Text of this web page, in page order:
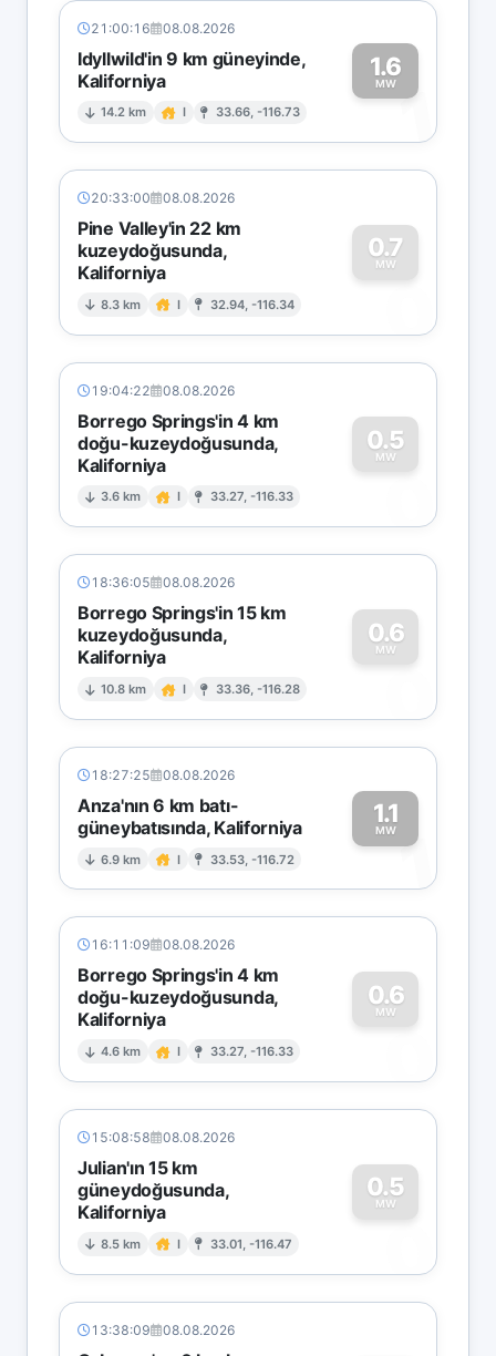
21:00:16 08.08.2026
Idyllwild'in 9 km güneyinde,
Kaliforniya
14.2 km I 33.66, -116.73
1.6
MW1
20:33:00 08.08.2026
Pine Valley'in 22 km
kuzeydoğusunda,
Kaliforniya
8.3 km I 32.94, -116.34
0.7
MW
0
19:04:22 08.08.2026
Borrego Springs'in 4 km
doğu-kuzeydoğusunda,
Kaliforniya
3.6 km I 33.27, -116.33
0.5
MW
0
18:36:05 08.08.2026
Borrego Springs'in 15 km
kuzeydoğusunda,
Kaliforniya
10.8 km I 33.36, -116.28
0.6
MW
0
18:27:25 08.08.2026
Anza'nın 6 km batı-
güneybatısında, Kaliforniya
6.9 km I 33.53, -116.72
1.1
MW1
16:11:09 08.08.2026
Borrego Springs'in 4 km
doğu-kuzeydoğusunda,
Kaliforniya
4.6 km I 33.27, -116.33
0.6
MW
0
15:08:58 08.08.2026
Julian'ın 15 km
güneydoğusunda,
Kaliforniya
8.5 km I 33.01, -116.47
0.5
MW
0
13:38:09 08.08.2026